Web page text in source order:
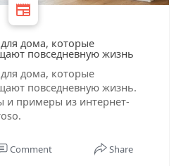
дома, которые
повседневную жизнь
дома, которые
повседневную жизнь.
и примеры из интернет-
Comment Share